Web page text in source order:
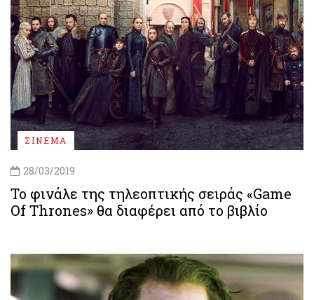
ΣΙΝΕΜΑ
28/03/2019
Το φινάλε της τηλεοπτικής σειράς «Game
Of Thrones» θα διαφέρει από το βιβλίο